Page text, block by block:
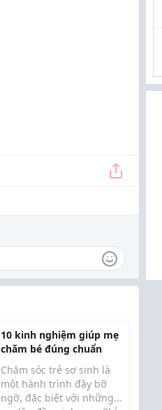
10 kinh nghiệm giúp mẹ
chăm bé đúng chuẩn
Chăm sóc trẻ sơ sinh là
một hành trình đầy bỡ
ngỡ, đặc biệt với những